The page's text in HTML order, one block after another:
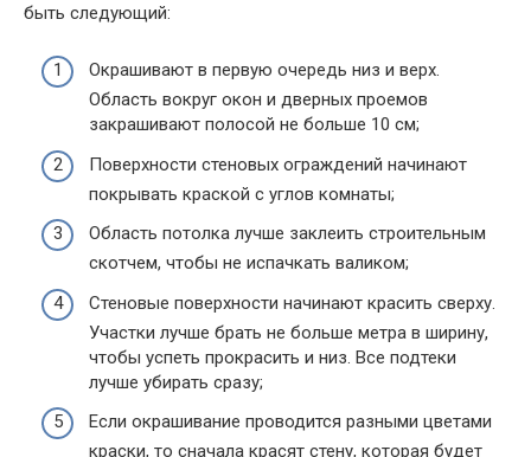
быть следующий:
Окрашивают в первую очередь низ и верх.
Область вокруг окон и дверных проемов
закрашивают полосой не больше 10 см;
Поверхности стеновых ограждений начинают
покрывать краской с углов комнаты;
Область потолка лучше заклеить строительным
скотчем, чтобы не испачкать валиком;
Стеновые поверхности начинают красить сверху.
Участки лучше брать не больше метра в ширину,
чтобы успеть прокрасить и низ. Все подтеки
лучше убирать сразу;
Если окрашивание проводится разными цветами
краски, то сначала красят стену, которая будет